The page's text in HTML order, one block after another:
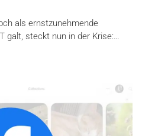
als ernstzunehmende
galt, steckt nun in der Krise:…